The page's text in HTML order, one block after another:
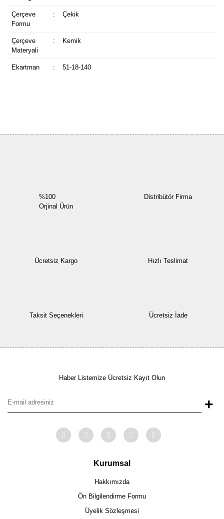
Çerçeve
Formu
: Çekik
Çerçeve
Materyali
: Kemik
Ekartman : 51-18-140
%100
Orjinal Ürün
Distribütör Firma
Ücretsiz Kargo Hızlı Teslimat
Taksit Seçenekleri Ücretsiz İade
Haber Listemize Ücretsiz Kayıt Olun
+
Kurumsal
Hakkımızda
Ön Bilgilendirme Formu
Üyelik Sözleşmesi